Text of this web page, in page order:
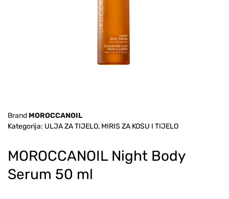
Brand MOROCCANOIL
Kategorija: ULJA ZA TIJELO, MIRIS ZA KOSU I TIJELO
MOROCCANOIL Night Body
Serum 50 ml